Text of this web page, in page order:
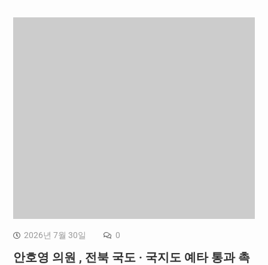
2026년 7월 30일 0
안호영 의원 , 전북 국도 · 국지도 예타 통과 촉